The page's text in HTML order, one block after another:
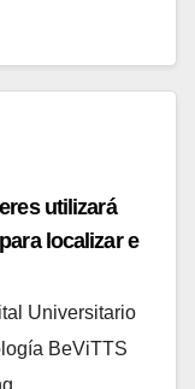
utilizará
localizar e
Universitario
BeViTTS